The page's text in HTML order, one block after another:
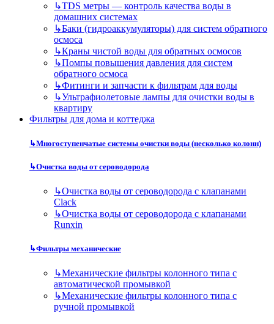
↳TDS метры — контроль качества воды в
домашних системах
↳Баки (гидроаккумуляторы) для систем обратного
осмоса
↳Краны чистой воды для обратных осмосов
↳Помпы повышения давления для систем
обратного осмоса
↳Фитинги и запчасти к фильтрам для воды
↳Ультрафиолетовые лампы для очистки воды в
квартиру
Фильтры для дома и коттеджа
↳Многоступенчатые системы очистки воды (несколько колонн)
↳Очистка воды от сероводорода
↳Очистка воды от сероводорода с клапанами
Clack
↳Очистка воды от сероводорода с клапанами
Runxin
↳Фильтры механические
↳Механические фильтры колонного типа с
автоматической промывкой
↳Механические фильтры колонного типа с
ручной промывкой